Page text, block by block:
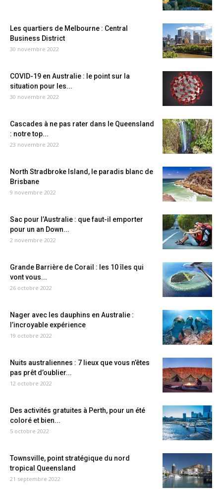
Les quartiers de Melbourne : Central
Business District
30 novembre 2022
COVID-19 en Australie : le point sur la
situation pour les...
30 novembre 2022
Cascades à ne pas rater dans le Queensland
: notre top...
23 novembre 2022
North Stradbroke Island, le paradis blanc de
Brisbane
9 novembre 2022
Sac pour l’Australie : que faut-il emporter
pour un an Down...
2 novembre 2022
Grande Barrière de Corail : les 10 îles qui
vont vous...
26 octobre 2022
Nager avec les dauphins en Australie :
l’incroyable expérience
19 octobre 2022
Nuits australiennes : 7 lieux que vous n’êtes
pas prêt d’oublier...
12 octobre 2022
Des activités gratuites à Perth, pour un été
coloré et bien...
5 octobre 2022
Townsville, point stratégique du nord
tropical Queensland
21 septembre 2022